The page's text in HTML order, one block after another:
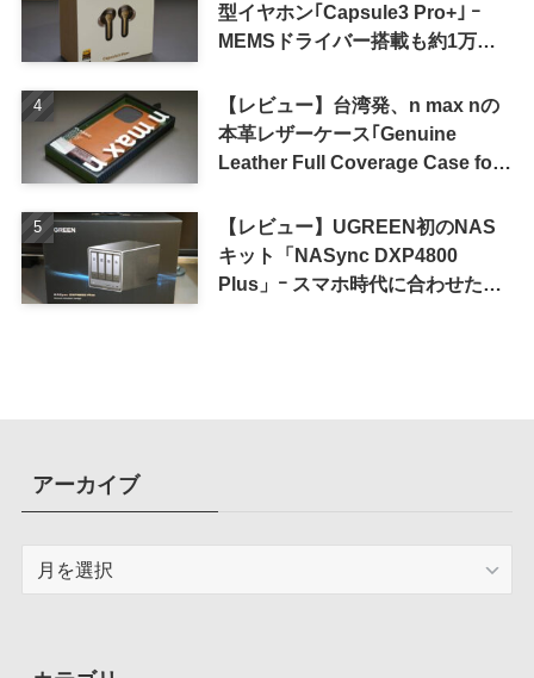
型イヤホン｢Capsule3 Pro+｣ ｰ
MEMSドライバー搭載も約1万円
【レビュー】台湾発、n max nの
本革レザーケース｢Genuine
Leather Full Coverage Case for
【レビュー】UGREEN初のNAS
キット「NASync DXP4800
Plus」ｰ スマホ時代に合わせた設
アーカイブ